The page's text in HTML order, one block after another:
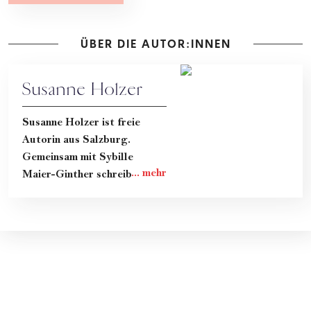
ÜBER DIE AUTOR:INNEN
Susanne Holzer
Susanne Holzer ist freie
Autorin aus Salzburg.
Gemeinsam mit Sybille
Maier-Ginther schreibt sie im